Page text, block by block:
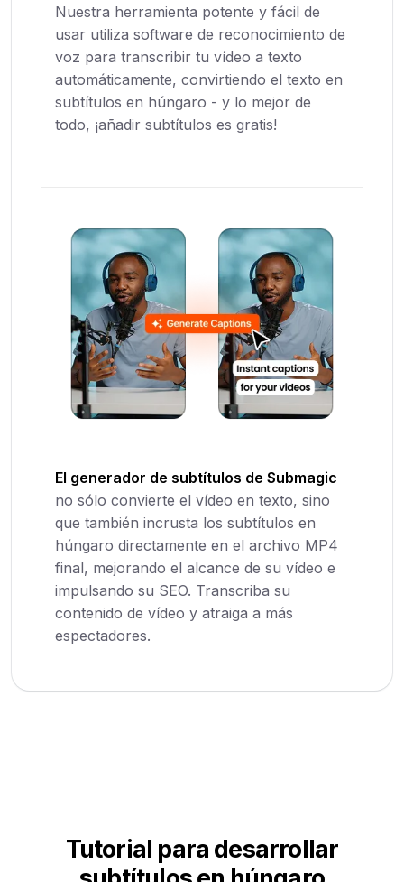
Nuestra herramienta potente y fácil de
usar utiliza software de reconocimiento de
voz para transcribir tu vídeo a texto
automáticamente, convirtiendo el texto en
subtítulos en húngaro - y lo mejor de
todo, ¡añadir subtítulos es gratis!
El generador de subtítulos de Submagic
no sólo convierte el vídeo en texto, sino
que también incrusta los subtítulos en
húngaro directamente en el archivo MP4
final, mejorando el alcance de su vídeo e
impulsando su SEO. Transcriba su
contenido de vídeo y atraiga a más
espectadores.
Tutorial para desarrollar